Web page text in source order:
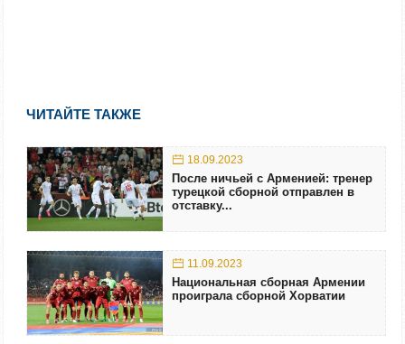
ЧИТАЙТЕ ТАКЖЕ
18.09.2023
После ничьей с Арменией: тренер
турецкой сборной отправлен в
отставку...
11.09.2023
Национальная сборная Армении
проиграла сборной Хорватии